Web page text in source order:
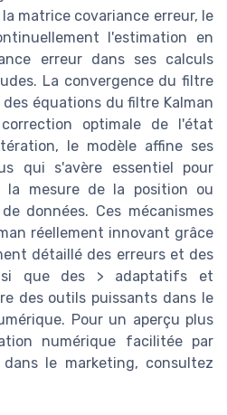
matrice covariance erreur, le
l'estimation en
erreur dans ses calculs
La convergence du filtre
équations du filtre Kalman
optimale de l'état
le modèle affine ses
qui s'avère essentiel pour
la mesure de la position ou
données. Ces mécanismes
réellement innovant grâce
détaillé des erreurs et des
que des > adaptatifs et
des outils puissants dans le
Pour un aperçu plus
numérique facilitée par
le marketing, consultez